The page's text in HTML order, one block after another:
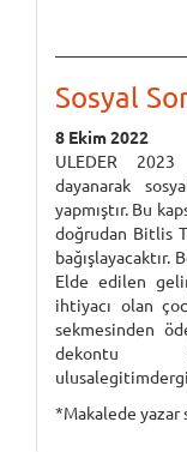
Sosyal
8 Ekim 2022
ULEDER
dayanarak
yapmıştır. Bu
doğrudan Bitlis
bağışlayacaktır.
Elde edilen
ihtiyacı olan
sekmesinden
dekontu
*Makalede yazar